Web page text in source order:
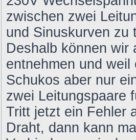
zwischen zwei
und Sinuskurven zu
Deshalb können wir
entnehmen und
Schukos aber nur
zwei Leitungspaare
Tritt jetzt ein Fehler
Draht, dann kann